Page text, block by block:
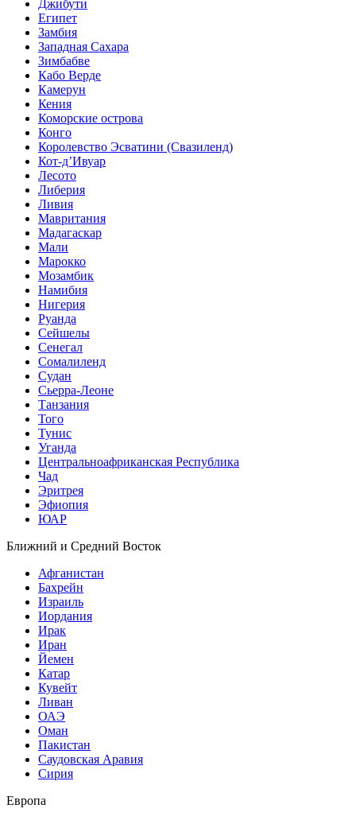
Джибути
Египет
Замбия
Западная Сахара
Зимбабве
Кабо Верде
Камерун
Кения
Коморские острова
Конго
Королевство Эсватини (Свазиленд)
Кот-д’Ивуар
Лесото
Либерия
Ливия
Мавритания
Мадагаскар
Мали
Марокко
Мозамбик
Намибия
Нигерия
Руанда
Сейшелы
Сенегал
Сомалиленд
Судан
Сьерра-Леоне
Танзания
Того
Тунис
Уганда
Центральноафриканская Республика
Чад
Эритрея
Эфиопия
ЮАР
Ближний и Средний Восток
Афганистан
Бахрейн
Израиль
Иордания
Ирак
Иран
Йемен
Катар
Кувейт
Ливан
ОАЭ
Оман
Пакистан
Саудовская Аравия
Сирия
Европа